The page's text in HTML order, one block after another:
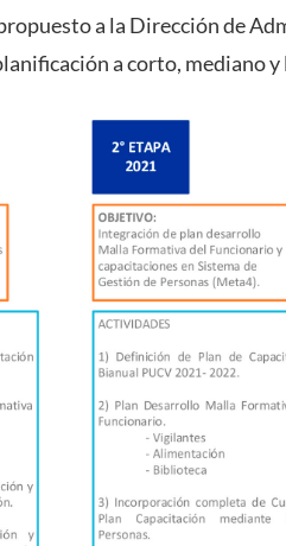
a la Dirección de
a corto, mediano y